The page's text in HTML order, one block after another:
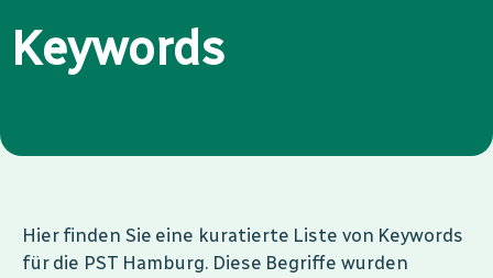
Keywords
Hier finden Sie eine kuratierte Liste von Keywords
für die PST Hamburg. Diese Begriffe wurden